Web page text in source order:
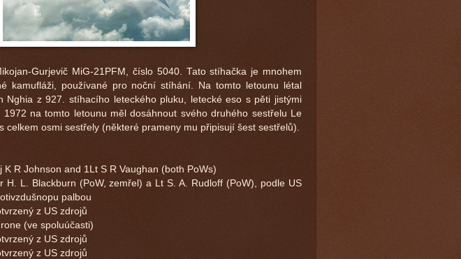
Gurjevič MiG-21PFM, číslo 5040. Tato stíhačka je mnohem
kamufláži, používané pro noční stíhání. Na tomto letounu létal
Nghia z 927. stíhacího leteckého pluku, letecké eso s pěti jistými
1972 na tomto letounu měl dosáhnout svého druhého sestřelu Le
celkem osmi sestřely (některé prameny mu připisují šest sestřelů).
R Johnson and 1Lt S R Vaughan (both PoWs)
H. L. Blackburn (PoW, zemřel) a Lt S. A. Rudloff (PoW), podle US
palbou
z US zdrojů
(ve spoluúčasti)
z US zdrojů
z US zdrojů